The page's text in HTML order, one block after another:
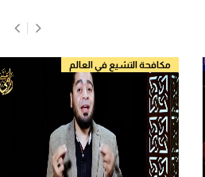
مكافحة التشيع في العالم